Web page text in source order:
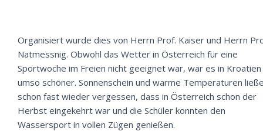
Organisiert wurde dies von Herrn Prof. Kaiser und Herrn
Natmessnig. Obwohl das Wetter in Österreich für eine
Sportwoche im Freien nicht geeignet war, war es in Kroatien
umso schöner. Sonnenschein und warme Temperaturen
schon fast wieder vergessen, dass in Österreich schon der
Herbst eingekehrt war und die Schüler konnten den
Wassersport in vollen Zügen genießen.